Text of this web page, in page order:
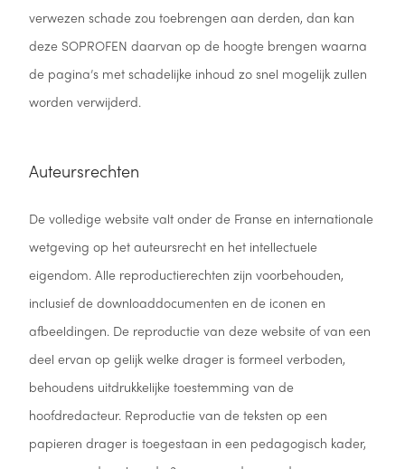
verwezen schade zou toebrengen aan derden, dan kan
deze SOPROFEN daarvan op de hoogte brengen waarna
de pagina’s met schadelijke inhoud zo snel mogelijk zullen
worden verwijderd.
Auteursrechten
De volledige website valt onder de Franse en internationale
wetgeving op het auteursrecht en het intellectuele
eigendom. Alle reproductierechten zijn voorbehouden,
inclusief de downloaddocumenten en de iconen en
afbeeldingen. De reproductie van deze website of van een
deel ervan op gelijk welke drager is formeel verboden,
behoudens uitdrukkelijke toestemming van de
hoofdredacteur. Reproductie van de teksten op een
papieren drager is toegestaan in een pedagogisch kader,